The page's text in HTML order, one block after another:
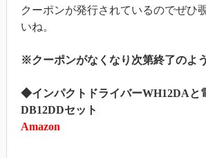
クーポンが発行されているのでぜひ
いね。
※クーポンがなくなり次第終了のよう
◆インパクトドライバーWH12DAと
DB12DDセット
Amazon